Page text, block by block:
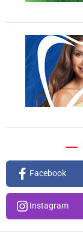
Facebook
Instagram